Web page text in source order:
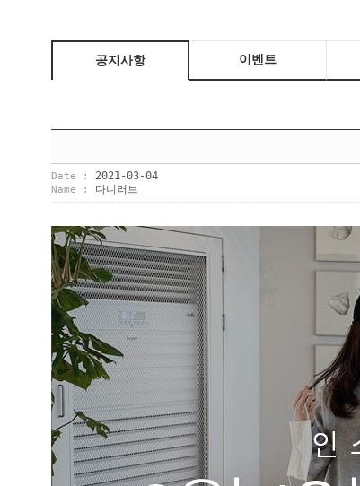
공지사항 이벤트
Date : 2021-03-04
Name : 다니러브